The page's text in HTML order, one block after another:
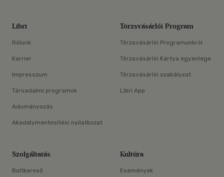
Libri
Rólunk
Karrier
Impresszum
Társadalmi programok
Adományozás
Akadálymentesítési nyilatkozat
Törzsvásárlói Program
Törzsvásárlói Programunkról
Törzsvásárlói Kártya egyenlege
Törzsvásárlói szabályzat
Libri App
Szolgáltatás
Boltkereső
Kultúra
Események